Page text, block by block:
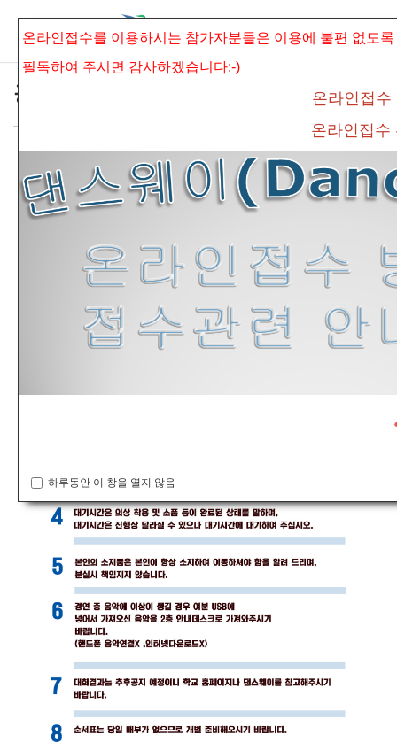
공지사항
* 제2회 동신대학교 총장배 전국학생무용경
연대회 공지사항*
admin 조회 수565 추천 수 0 댓글0
온라인접수를 이용하시는 참가자분들은 이용에 불편 없도록
필독하여 주시면 감사하겠습니다:-)
온라인접수
온라인접
하루동안 이 창을 열지 않음
Sketchbook5, 스케치북5
Sketchbook5, 스케치북5